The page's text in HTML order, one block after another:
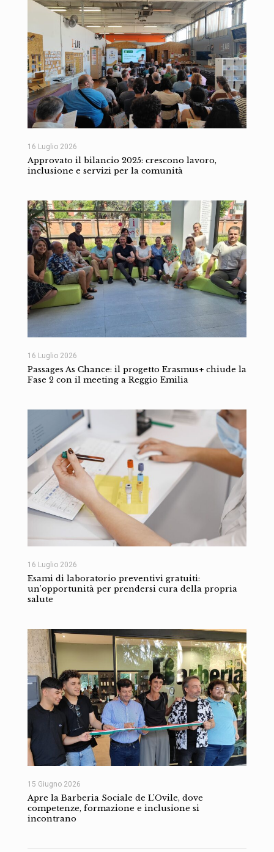
16 Luglio 2026
Approvato il bilancio 2025: crescono lavoro,
inclusione e servizi per la comunità
16 Luglio 2026
Passages As Chance: il progetto Erasmus+ chiude la
Fase 2 con il meeting a Reggio Emilia
16 Luglio 2026
Esami di laboratorio preventivi gratuiti:
un’opportunità per prendersi cura della propria
salute
15 Giugno 2026
Apre la Barberia Sociale de L’Ovile, dove
competenze, formazione e inclusione si
incontrano